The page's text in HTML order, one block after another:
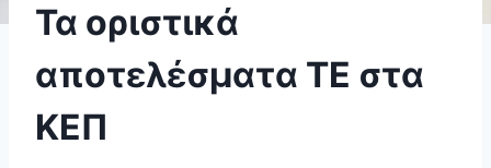
Τα οριστικά
αποτελέσματα ΤΕ στα
ΚΕΠ